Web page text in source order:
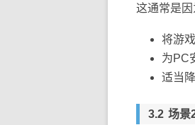
这通常是因
将游
为PC
适当
场景